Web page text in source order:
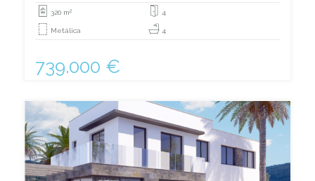
320 m2
Metálica
4
4
739.000 €